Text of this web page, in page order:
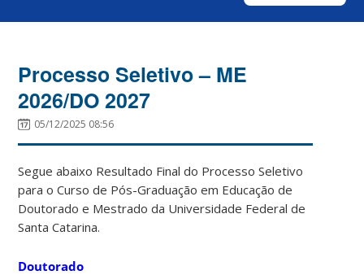
Processo Seletivo – ME
2026/DO 2027
05/12/2025 08:56
Segue abaixo Resultado Final do Processo Seletivo
para o Curso de Pós-Graduação em Educação de
Doutorado e Mestrado da Universidade Federal de
Santa Catarina.
Doutorado